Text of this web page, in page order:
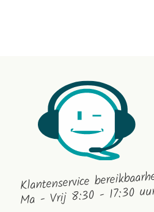
Klantenservice
Ma - Vrij 8:30 - 17:30